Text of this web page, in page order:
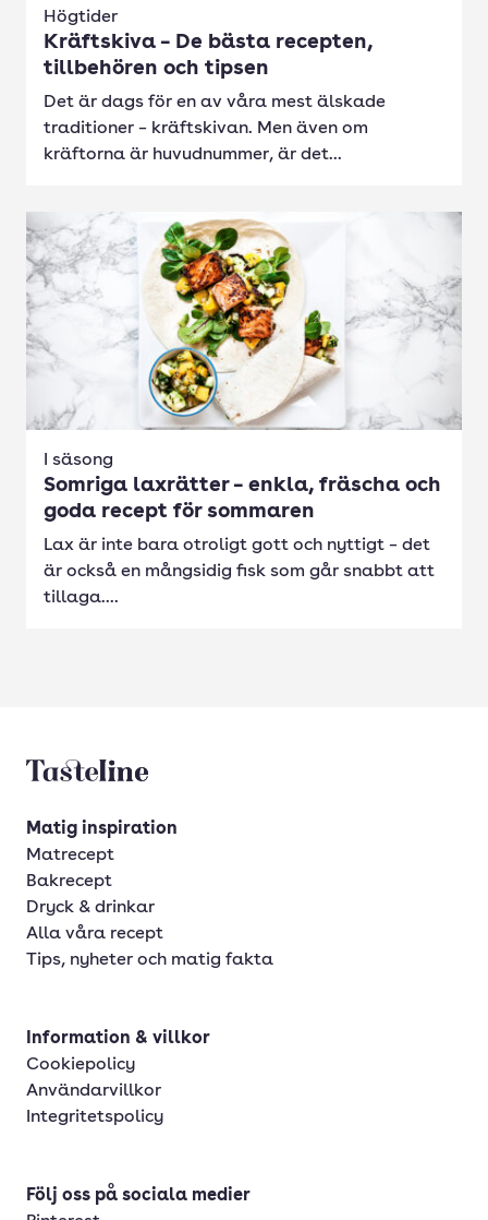
Högtider
Kräftskiva – De bästa recepten,
tillbehören och tipsen
Det är dags för en av våra mest älskade
traditioner – kräftskivan. Men även om
kräftorna är huvudnummer, är det...
I säsong
Somriga laxrätter – enkla, fräscha och
goda recept för sommaren
Lax är inte bara otroligt gott och nyttigt – det
är också en mångsidig fisk som går snabbt att
tillaga....
Tasteline startsida
Matig inspiration
Matrecept
Bakrecept
Dryck & drinkar
Alla våra recept
Tips, nyheter och matig fakta
Information & villkor
Cookiepolicy
Användarvillkor
Integritetspolicy
Följ oss på sociala medier